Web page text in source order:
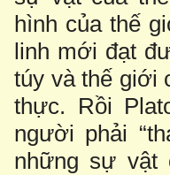
hình của thế
linh mới đạt
túy và thế giới
thực. Rồi
người phải
những sự